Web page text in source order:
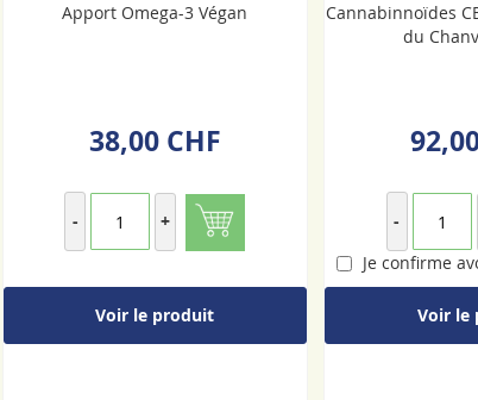
Apport Omega-3 Végan
38,00 CHF
- +
Voir le produit
Cannabinnoïdes
du
-
Je confirme
Voir le